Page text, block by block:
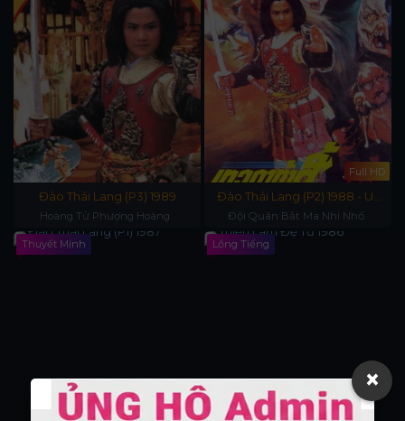
Đào Thái Lang (P3) 1989
Hoàng Tử Phượng Hoàng
Full HD
Đào Thái Lang (P2) 1988 - Uy
Dũng Hạ Sơn
Đội Quân Bắt Ma Nhí Nhố
Thuyết Minh Lồng Tiếng
×